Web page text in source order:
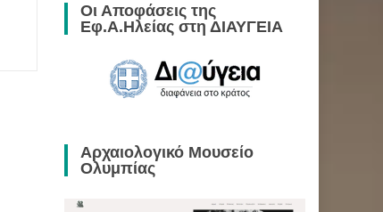
Οι Αποφάσεις της
Εφ.Α.Ηλείας στη ΔΙΑΥΓΕΙΑ
Αρχαιολογικό Μουσείο
Ολυμπίας